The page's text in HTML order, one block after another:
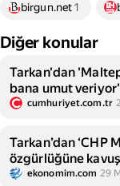
birgun.net1
Diğer konular
Tarkan'dan
bana umut veriyor'
cumhuriyet.com.tr
Tarkan’dan ‘CHP
özgürlüğüne
ekonomim.com 29